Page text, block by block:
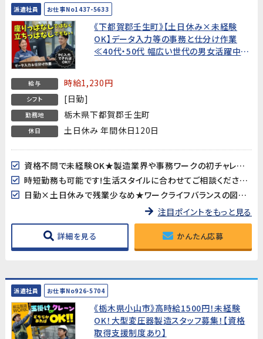
派遣社員 お仕事No1437-5633
《下都賀郡壬生町》【土日休み×未経験
OK】データ入力等の事務と仕分け作業
≪40代・50代 幅広い世代の男女活躍中
給与 時給1,230円
シフト [日勤]
勤務地 栃木県下都賀郡壬生町
休日 土日休み 年間休日120日
資格不問で未経験OK★製造業界や事務ワークの初チャレンジも歓迎します
時短勤務も可能です!生活スタイルに合わせてご相談ください。
日勤×土日休みで残業少なめ★ワークライフバランスの図れる安定ワークをお探しの方におすすめ
注目ポイントをもっと見る
詳細を見る かんたん応募
派遣社員 お仕事No926-5704
《栃木県小山市》高時給1500円！未経験
OK！大型変圧器製造スタッフ募集！【資格
取得支援制度あり】